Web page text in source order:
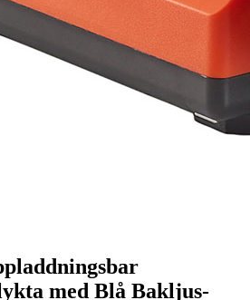
med Blå Bakljus-